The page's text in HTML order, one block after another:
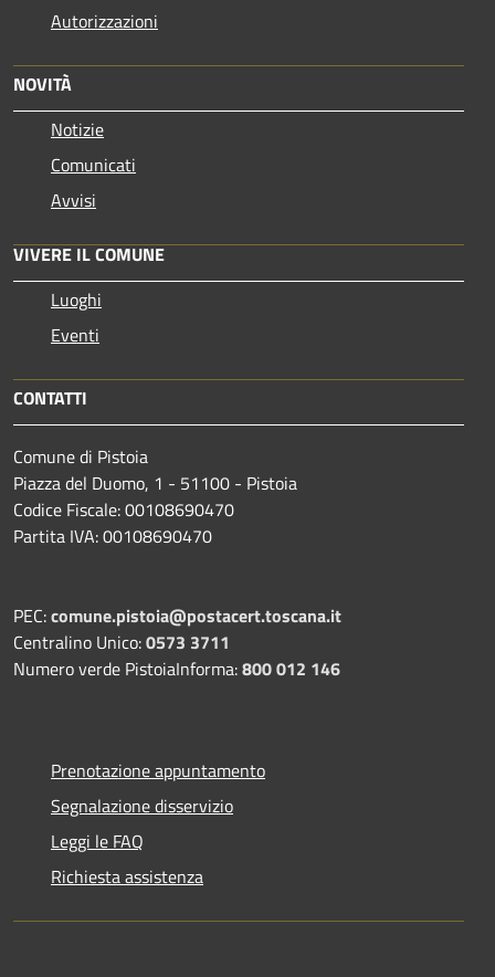
Autorizzazioni
NOVITÀ
Notizie
Comunicati
Avvisi
VIVERE IL COMUNE
Luoghi
Eventi
CONTATTI
Comune di Pistoia
Piazza del Duomo, 1 - 51100 - Pistoia
Codice Fiscale: 00108690470
Partita IVA: 00108690470
PEC:comune.pistoia@postacert.toscana.it
Centralino Unico:0573 3711
Numero verde PistoiaInforma:800 012 146
Prenotazione appuntamento
Segnalazione disservizio
Leggi le FAQ
Richiesta assistenza